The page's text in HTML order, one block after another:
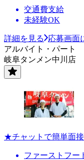
交通費支給
未経験OK
詳細を見る
応募画面
アルバイト・パート
岐阜タンメン中川店
★チャットで簡単面
ファーストフー